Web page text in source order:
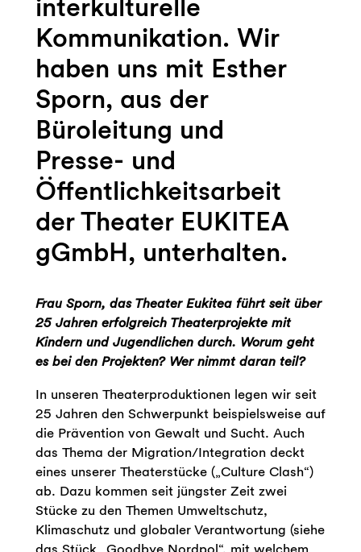
interkulturelle
Kommunikation. Wir
haben uns mit Esther
Sporn, aus der
Büroleitung und
Presse- und
Öffentlichkeitsarbeit
der Theater EUKITEA
gGmbH, unterhalten.
Frau Sporn, das Theater Eukitea führt seit über
25 Jahren erfolgreich Theaterprojekte mit
Kindern und Jugendlichen durch. Worum geht
es bei den Projekten? Wer nimmt daran teil?
In unseren Theaterproduktionen legen wir seit
25 Jahren den Schwerpunkt beispielsweise auf
die Prävention von Gewalt und Sucht. Auch
das Thema der Migration/Integration deckt
eines unserer Theaterstücke („Culture Clash“)
ab. Dazu kommen seit jüngster Zeit zwei
Stücke zu den Themen Umweltschutz,
Klimaschutz und globaler Verantwortung (siehe
das Stück „Goodbye Nordpol“, mit welchem